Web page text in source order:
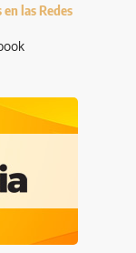
las Redes